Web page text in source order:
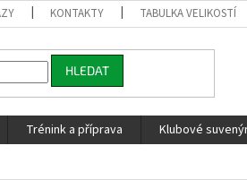
KONTAKTY TABULKA VELIKOSTÍ
HLEDAT
Trénink a příprava Klubové